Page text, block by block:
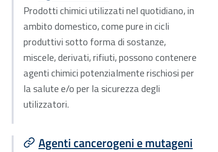
Prodotti chimici utilizzati nel quotidiano, in
ambito domestico, come pure in cicli
produttivi sotto forma di sostanze,
miscele, derivati, rifiuti, possono contenere
agenti chimici potenzialmente rischiosi per
la salute e/o per la sicurezza degli
utilizzatori.
Agenti cancerogeni e mutageni